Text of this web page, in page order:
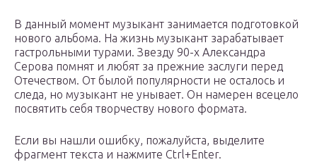
В данный момент музыкант занимается подготовкой
нового альбома. На жизнь музыкант зарабатывает
гастрольными турами. Звезду 90-х Александра
Серова помнят и любят за прежние заслуги перед
Отечеством. От былой популярности не осталось и
следа, но музыкант не унывает. Он намерен всецело
посвятить себя творчеству нового формата.
Если вы нашли ошибку, пожалуйста, выделите
фрагмент текста и нажмите Ctrl+Enter.